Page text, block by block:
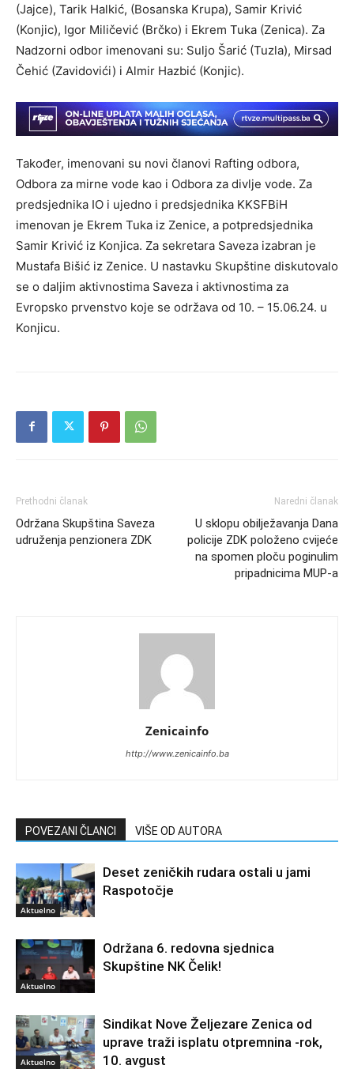
(Jajce), Tarik Halkić, (Bosanska Krupa), Samir Krivić
(Konjic), Igor Miličević (Brčko) i Ekrem Tuka (Zenica). Za
Nadzorni odbor imenovani su: Suljo Šarić (Tuzla), Mirsad
Čehić (Zavidovići) i Almir Hazbić (Konjic).
Također, imenovani su novi članovi Rafting odbora,
Odbora za mirne vode kao i Odbora za divlje vode. Za
predsjednika IO i ujedno i predsjednika KKSFBiH
imenovan je Ekrem Tuka iz Zenice, a potpredsjednika
Samir Krivić iz Konjica. Za sekretara Saveza izabran je
Mustafa Bišić iz Zenice. U nastavku Skupštine diskutovalo
se o daljim aktivnostima Saveza i aktivnostima za
Evropsko prvenstvo koje se održava od 10. – 15.06.24. u
Konjicu.
Prethodni članak
Održana Skupština Saveza
udruženja penzionera ZDK
Naredni članak
U sklopu obilježavanja Dana
policije ZDK položeno cvijeće
na spomen ploču poginulim
pripadnicima MUP-a
Zenicainfo
http://www.zenicainfo.ba
POVEZANI ČLANCI VIŠE OD AUTORA
Aktuelno
Deset zeničkih rudara ostali u jami
Raspotočje
Aktuelno
Održana 6. redovna sjednica
Skupštine NK Čelik!
Aktuelno
Sindikat Nove Željezare Zenica od
uprave traži isplatu otpremnina -rok,
10. avgust